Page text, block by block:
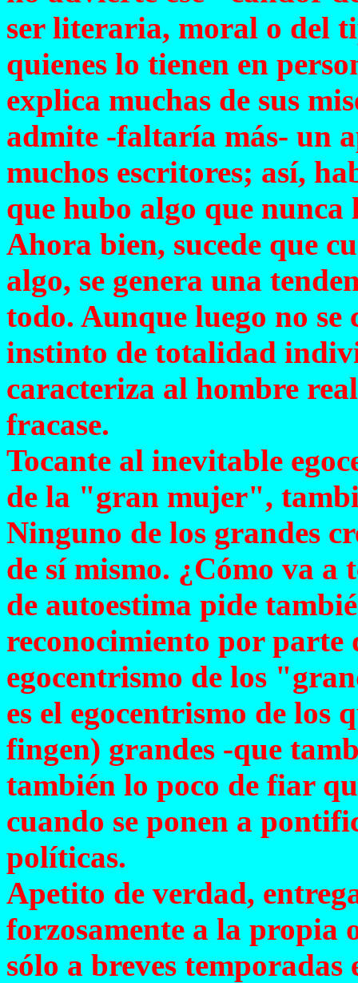
ser literaria, moral o del
quienes lo tienen en
explica muchas de sus
admite -faltaría más- un
muchos escritores; así,
que hubo algo que
Ahora bien, sucede que
algo, se genera una
todo. Aunque luego no se
instinto de totalidad
caracteriza al hombre
fracase.
Tocante al inevitable
de la "gran mujer",
Ninguno de los grandes
de sí mismo. ¿Cómo va a
de autoestima pide
reconocimiento por
egocentrismo de los
es el egocentrismo de los
fingen) grandes -que
también lo poco de fiar
cuando se ponen a
políticas.
Apetito de verdad,
forzosamente a la propia
sólo a breves